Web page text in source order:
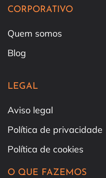
CORPORATIVO
Quem somos
Blog
LEGAL
Aviso legal
Política de privacidade
Política de cookies
O QUE FAZEMOS